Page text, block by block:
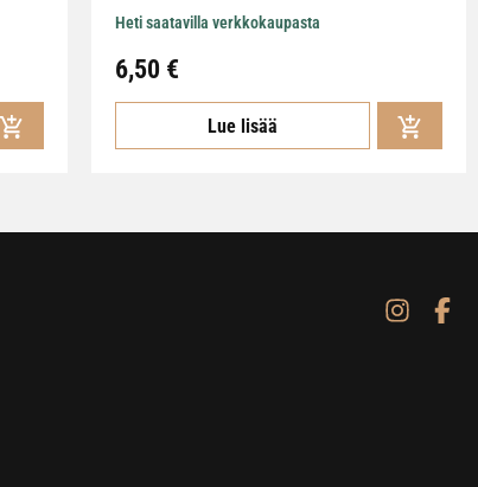
Heti saatavilla verkkokaupasta
6,50 €
Lue lisää